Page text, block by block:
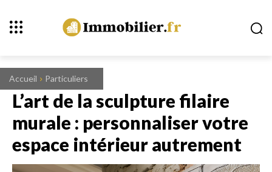
Accueil Particuliers
L’art de la sculpture filaire
murale : personnaliser votre
espace intérieur autrement